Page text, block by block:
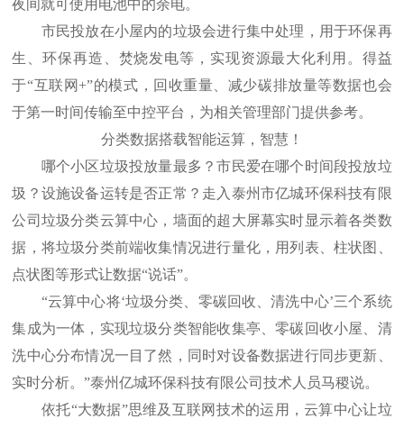
夜间就可使用电池中的余电。
市民投放在小屋内的垃圾会进行集中处理，用于环保再
生、环保再造、焚烧发电等，实现资源最大化利用。得益
于“互联网+”的模式，回收重量、减少碳排放量等数据也会
于第一时间传输至中控平台，为相关管理部门提供参考。
分类数据搭载智能运算，智慧！
哪个小区垃圾投放量最多？市民爱在哪个时间段投放垃
圾？设施设备运转是否正常？走入泰州市亿城环保科技有限
公司垃圾分类云算中心，墙面的超大屏幕实时显示着各类数
据，将垃圾分类前端收集情况进行量化，用列表、柱状图、
点状图等形式让数据“说话”。
“云算中心将‘垃圾分类、零碳回收、清洗中心’三个系统
集成为一体，实现垃圾分类智能收集亭、零碳回收小屋、清
洗中心分布情况一目了然，同时对设备数据进行同步更新、
实时分析。”泰州亿城环保科技有限公司技术人员马稷说。
依托“大数据”思维及互联网技术的运用，云算中心让垃